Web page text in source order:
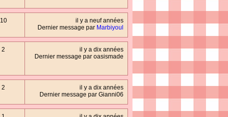
10
il y a neuf années
Dernier message par Marbiyoul
2
il y a dix années
Dernier message par oasismade
2
il y a dix années
Dernier message par Gianni06